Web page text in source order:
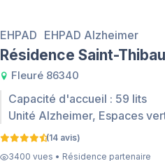
EHPAD EHPAD Alzheimer
Résidence Saint-
Fleuré 86340
Capacité d'accueil : 59 lits
Unité Alzheimer, Espaces
(14 avis)
3400 vues • Résidence partenaire